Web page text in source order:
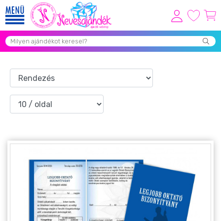
Viszonteladóknak
Grill Party Kellékek ❤️
Egyedi Ajándékok Rendelés
Vicces Pólók
Szerelmes Ajándékok ❤
Budapest Ajándéktárgyak
Szülinapi ajándékok